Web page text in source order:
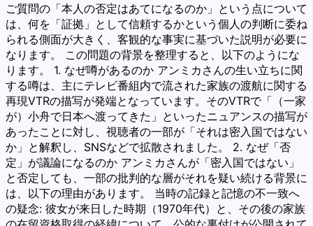
ご質問の「本人の否定はあてになるのか」という点について
は、何を「証拠」として信頼するかという個人の判断に委ね
られる側面が大きく、客観的な事実に基づいた説明が必要に
なります。 この問題の背景を整理すると、以下のようにな
ります。 1. なぜ噂があるのか アンミカさんの生い立ちに関
する噂は、主にテレビ番組内で流された家族の渡航に関する
再現VTRの描写が発端となっています。そのVTRで「（一家
が）小舟で日本へ渡ってきた」といったニュアンスの描写が
あったことに対し、視聴者の一部が「それは密入国ではない
か」と解釈し、SNSなどで拡散されました。 2. なぜ「否
定」が議論になるのか アンミカさんが「密入国ではない」
と否定しても、一部の批判的な層がそれを疑い続ける背景に
は、以下の理由があります。 当時の記録と記憶の不一致へ
の疑念: 彼女が来日した時期（1970年代）と、その後の家族